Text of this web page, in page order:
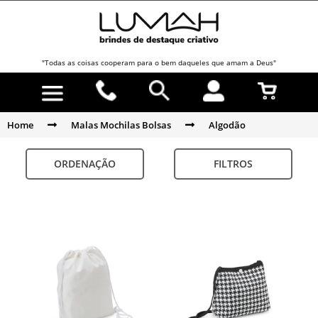
"Todas as coisas cooperam para o bem daqueles que amam a Deus"
Home Malas Mochilas Bolsas Algodão
ORDENAÇÃO FILTROS